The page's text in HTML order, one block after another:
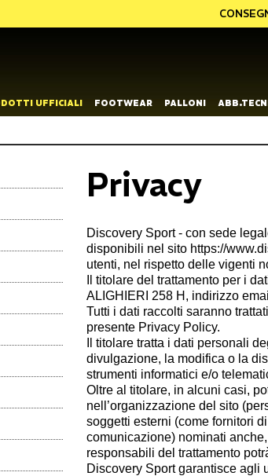
FOOTWEAR PALLONI
UFFICIALI
Privacy
Discovery Sport - con sede
disponibili nel sito https://
utenti, nel rispetto delle vigenti
Il titolare del trattamento per i
ALIGHIERI 258 H, indirizzo
Tutti i dati raccolti saranno
presente Privacy Policy.
Il titolare tratta i dati personali
divulgazione, la modifica o la
strumenti informatici e/o
Oltre al titolare, in alcuni casi,
nell’organizzazione del sito
soggetti esterni (come fornitori
comunicazione) nominati
responsabili del trattamento
Discovery Sport garantisce agli